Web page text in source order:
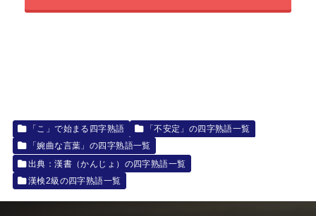
「こ」で始まる四字熟語
「不安定」の四字熟語一覧
「婉曲な言葉」の四字熟語一覧
出典：漢書（かんじょ）の四字熟語一覧
漢検2級の四字熟語一覧